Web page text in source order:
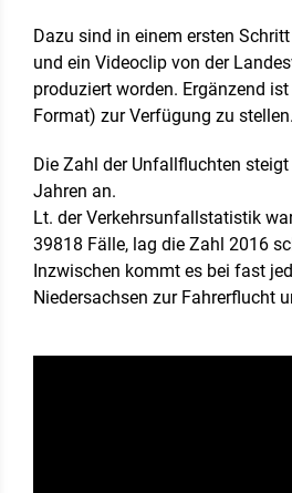
Dazu sind in einem ersten Schritt
und ein Videoclip von der
produziert worden. Ergänzend
Format) zur Verfügung zu stellen.
Die Zahl der Unfallfluchten
Jahren an.
Lt. der Verkehrsunfallstatistik
39818 Fälle, lag die Zahl 2016
Inzwischen kommt es bei fast
Niedersachsen zur Fahrerflucht